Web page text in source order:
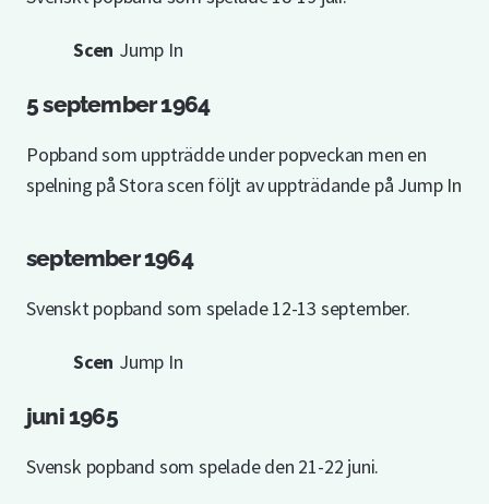
Scen Jump In
5 september 1964
Popband som uppträdde under popveckan men en
spelning på Stora scen följt av uppträdande på Jump In
september 1964
Svenskt popband som spelade 12-13 september.
Scen Jump In
juni 1965
Svensk popband som spelade den 21-22 juni.